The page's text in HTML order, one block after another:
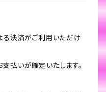
る決済がご利用いただけ
払いが確定いたします。